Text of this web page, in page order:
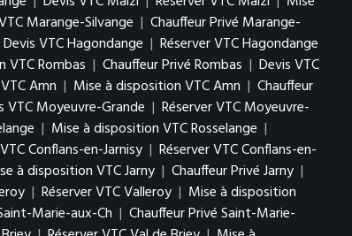
Marange-Silvange | Chauffeur Privé Marange-
Devis VTC Hagondange | Réserver VTC Hagondange
VTC Rombas | Chauffeur Privé Rombas | Devis VTC
Amn | Mise à disposition VTC Amn | Chauffeur
VTC Moyeuvre-Grande | Réserver VTC Moyeuvre-
| Mise à disposition VTC Rosselange |
Conflans-en-Jarnisy | Réserver VTC Conflans-en-
à disposition VTC Jarny | Chauffeur Privé Jarny |
| Réserver VTC Valleroy | Mise à disposition
Marie-aux-Ch | Chauffeur Privé Saint-Marie-